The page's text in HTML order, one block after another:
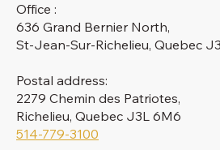
Office :
636 Grand Bernier North,
St-Jean-Sur-Richelieu, Quebec
Postal address:
2279 Chemin des Patriotes,
Richelieu, Quebec J3L 6M6
514-779-3100